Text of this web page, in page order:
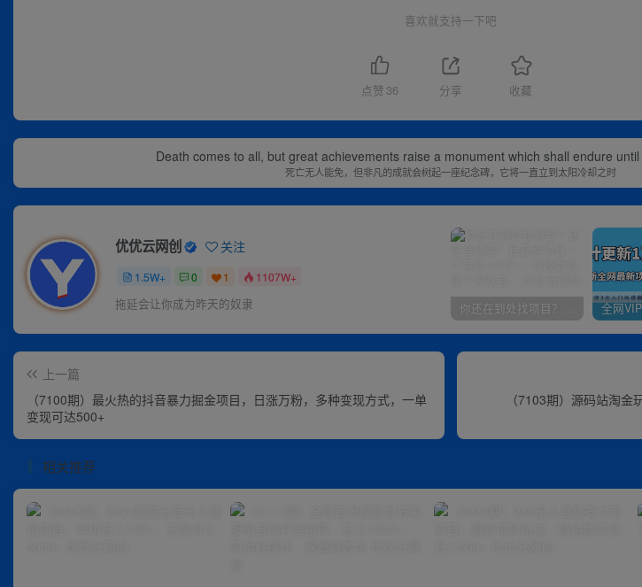
喜欢就支持一下吧
点赞 36 分享 收藏
Death comes to all, but great achievements raise a monument which shall endure
死亡无人能免，但非凡的成就会树起一座纪念碑，它将一直立到太阳冷却之时
优优云网创 关注
1.5W+ 0 1 1107W+
拖延会让你成为昨天的奴隶 你还在到处找项目？还在当韭菜？我靠卖项目一个月收入5万+，曾经我也是个失败者。
上一篇
（7100期）最火热的抖音暴力掘金项目，日涨万粉，多种变现方式，一单
变现可达500+
（7103期）源码站淘
相关推荐